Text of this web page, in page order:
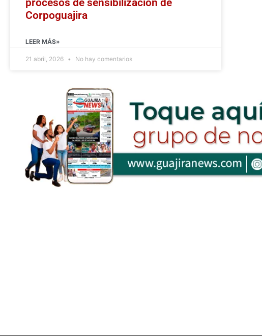
procesos de sensibilización de
Corpoguajira
LEER MÁS»
21 abril, 2026 No hay comentarios